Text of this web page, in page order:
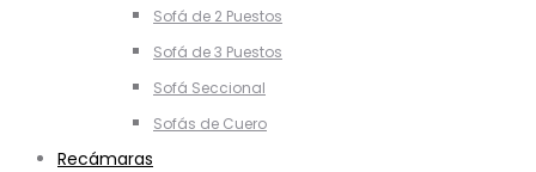
Sofá de 2 Puestos
Sofá de 3 Puestos
Sofá Seccional
Sofás de Cuero
Recámaras